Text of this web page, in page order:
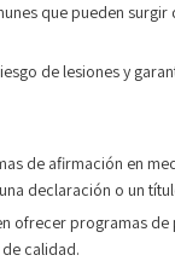
que pueden
de lesiones y
de afirmación en
declaración o un
ofrecer programas
calidad.